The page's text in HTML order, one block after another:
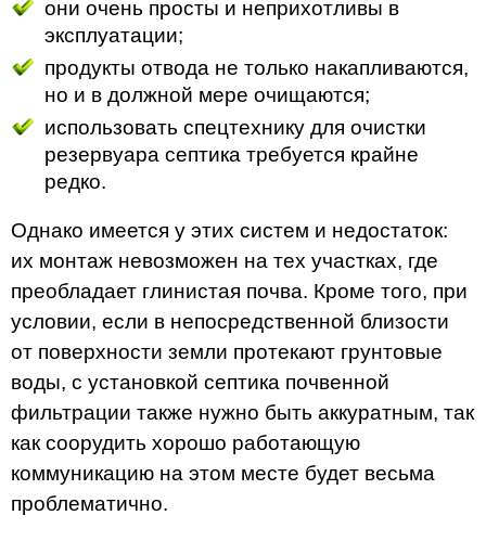
они очень просты и неприхотливы в
эксплуатации;
продукты отвода не только накапливаются,
но и в должной мере очищаются;
использовать спецтехнику для очистки
резервуара септика требуется крайне
редко.
Однако имеется у этих систем и недостаток:
их монтаж невозможен на тех участках, где
преобладает глинистая почва. Кроме того, при
условии, если в непосредственной близости
от поверхности земли протекают грунтовые
воды, с установкой септика почвенной
фильтрации также нужно быть аккуратным, так
как соорудить хорошо работающую
коммуникацию на этом месте будет весьма
проблематично.